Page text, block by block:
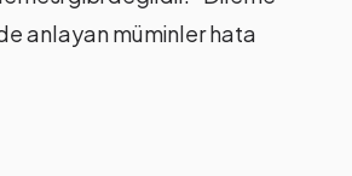
anlayan müminler hata